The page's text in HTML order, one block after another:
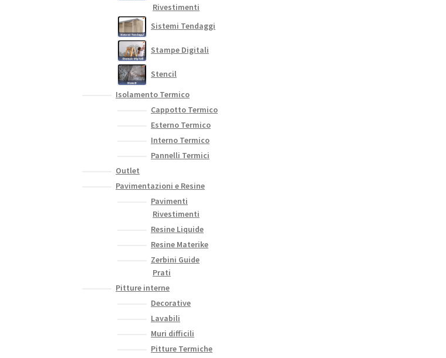
Rivestimenti
Sistemi Tendaggi
Stampe Digitali
Stencil
Isolamento Termico
Cappotto Termico
Esterno Termico
Interno Termico
Pannelli Termici
Outlet
Pavimentazioni e Resine
Pavimenti
Rivestimenti
Resine Liquide
Resine Materike
Zerbini Guide
Prati
Pitture interne
Decorative
Lavabili
Muri difficili
Pitture Termiche